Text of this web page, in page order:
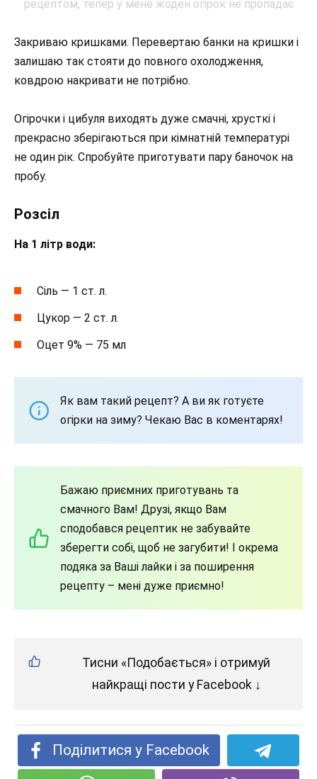
Закриваю кришками. Перевертаю банки на кришки і
залишаю так стояти до повного охолодження,
ковдрою накривати не потрібно.
Огірочки і цибуля виходять дуже смачні, хрусткі і
прекрасно зберігаються при кімнатній температурі
не один рік. Спробуйте приготувати пару баночок на
пробу.
Розсіл
На 1 літр води:
Сіль — 1 ст. л.
Цукор — 2 ст. л.
Оцет 9% — 75 мл
Як вам такий рецепт? А ви як готуєте
огірки на зиму? Чекаю Вас в коментарях!
Бажаю приємних приготувань та
смачного Вам! Друзі, якщо Вам
сподобався рецептик не забувайте
зберегти собі, щоб не загубити! І окрема
подяка за Ваші лайки і за поширення
рецепту – мені дуже приємно!
Тисни «Подобається» і отримуй
найкращі пости у Facebook ↓
Поділитися у Facebook